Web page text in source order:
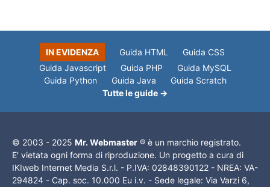
IN EVIDENZA Guida HTML
Guida CSS
Guida Javascript
Guida PHP
Guida MySQL
Guida Python
Guida Java
Guida Scratch
Tutte le guide →
© 2003 - 2025 Mr. Webmaster ® è un marchio registrato.
E' vietata ogni forma di riproduzione. Un progetto a cura di
IKIweb Internet Media S.r.l. - P.IVA: 02848390122 - NREA: VA-
294824 - Cap. soc. 10.000 Eu i.v. - Sede legale: Via Varzi 6,